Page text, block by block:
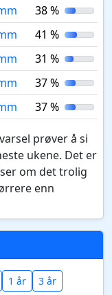
38 %
41 %
31 %
37 %
37 %
prøver å si
ukene. Det er
om det trolig
enn
1 år 3 år